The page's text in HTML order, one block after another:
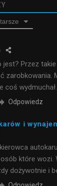
jest? Przez
zarobkowania.
coś wydmuchał.
Odpowiedz
i
które wozi.
dożywotnie i